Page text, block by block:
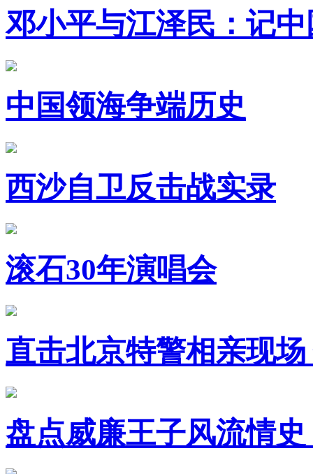
邓小平与江泽民：记
中国领海争端历史
西沙自卫反击战实录
滚石30年演唱会
直击北京特警相亲现
盘点威廉王子风流情